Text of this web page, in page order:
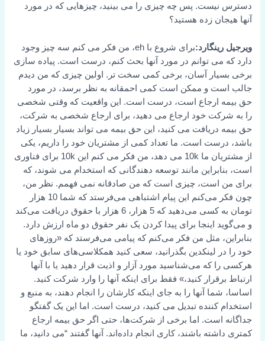
دسترس نیست. پس چه چیزی را می بینید، چیزهایی که در مورد
آنها هیجان زده هستید؟
ویرجیل رینگارد:
برای شروع با eh، من فکر می کنم سه چیز وجود
دارد که می توانم در مورد آنها بحث کنم، درست است. پیاده سازی
برخی بسیار آسان، برخی کمی سخت تر. اولین چیزی که من دیدم
جالب است و ممکن است کمی احمقانه به نظر برسد، در مورد
حق بیمه ارجاع است، درست است. این واقعیت که وقتی شخصی
را به شرکت خود ارجاع می دهید، برای ارجاع شخصی به شرکت،
حق بیمه دریافت می کنید، این حق بیمه می تواند بسیار بسیار زیاد
باشد، درست است. ما تعداد کمی از مشتریان خود را داریم، یکی
از مشتریان ما 10k می دهد، من فکر می کنم این 10k برای فناوری
است، بنابراین مانند توسعه دهندگانی که استخدام می شوند، که
برای من است، چیزی است که من صادقانه نمی فهمم. نظر من،
چون فکر می‌کنم این پیام اشتباهی می‌فرستد که شما 10 هزار
تومان به کسی می‌دهید که 5 هزار، 6 هزار با حقوق دریافت می‌کند
و می‌گوید اینجا برای پیدا کردن یک نفر حقوق دو ماه ارزش دارد.
بنابراین، مثل من فکر می‌کنم که پیامی می‌فرستد که «روزهای
خود را در لینکدین بگذرانید، سعی کنید همکلاسی‌های سابق خود یا
هرکسی را که می‌شناسید مورد آزار و اذیت قرار دهید یا با آنها
ارتباط برقرار کنید،» فقط برای اینکه آنها را وارد شرکت کنید.
اساسا، شما آنها را به جای اینکه کارشان را انجام دهند، به منبع و
استخدام کننده تبدیل می کنید، درست است. اما این یک گفتگو
جداگانه است. اما برخی از شرکت‌ها، حتی اگر حق بیمه ارجاع
کمتری داشته باشند، کاری انجام داده‌اند. آنها گفتند “می دانید، ما